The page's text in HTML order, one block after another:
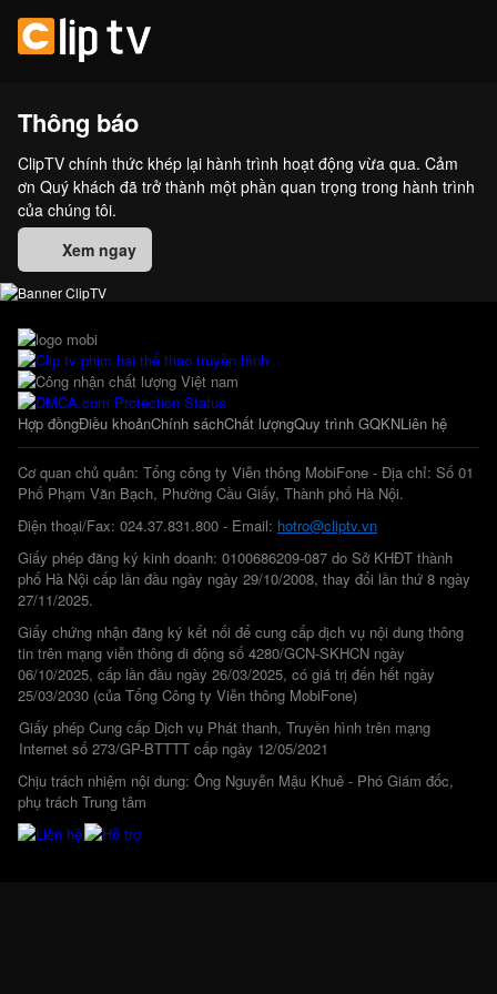
Thông báo
ClipTV chính thức khép lại hành trình hoạt động vừa qua. Cảm
ơn Quý khách đã trở thành một phần quan trọng trong hành trình
của chúng tôi.
Xem ngay
Hợp đồngĐiều khoảnChính sáchChất lượngQuy trình GQKNLiên hệ
Cơ quan chủ quản: Tổng công ty Viễn thông MobiFone - Địa chỉ: Số 01
Phố Phạm Văn Bạch, Phường Cầu Giấy, Thành phố Hà Nội.
Điện thoại/Fax: 024.37.831.800 - Email: hotro@cliptv.vn
Giấy phép đăng ký kinh doanh: 0100686209-087 do Sở KHĐT thành
phố Hà Nội cấp lần đầu ngày ngày 29/10/2008, thay đổi lần thứ 8 ngày
27/11/2025.
Giấy chứng nhận đăng ký kết nối để cung cấp dịch vụ nội dung thông
tin trên mạng viễn thông di động số 4280/GCN-SKHCN ngày
06/10/2025, cấp lần đầu ngày 26/03/2025, có giá trị đến hết ngày
25/03/2030 (của Tổng Công ty Viễn thông MobiFone)
Giấy phép Cung cấp Dịch vụ Phát thanh, Truyền hình trên mạng
Internet số 273/GP-BTTTT cấp ngày 12/05/2021
Chịu trách nhiệm nội dung: Ông Nguyễn Mậu Khuê - Phó Giám đốc,
phụ trách Trung tâm